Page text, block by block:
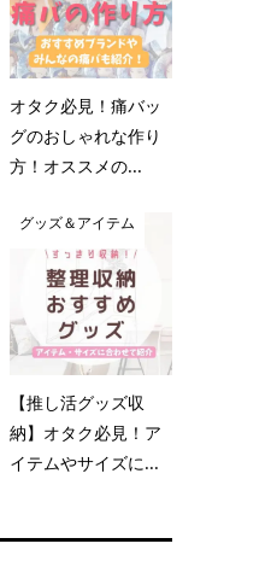
オタク必見！痛バッ
グのおしゃれな作り
方！オススメの...
グッズ＆アイテム
【推し活グッズ収
納】オタク必見！ア
イテムやサイズに...